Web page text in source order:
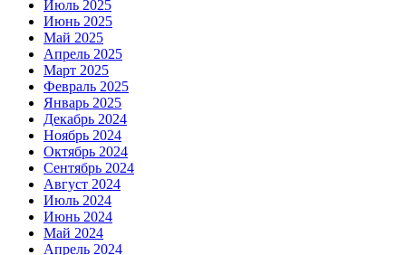
Июль 2025
Июнь 2025
Май 2025
Апрель 2025
Март 2025
Февраль 2025
Январь 2025
Декабрь 2024
Ноябрь 2024
Октябрь 2024
Сентябрь 2024
Август 2024
Июль 2024
Июнь 2024
Май 2024
Апрель 2024